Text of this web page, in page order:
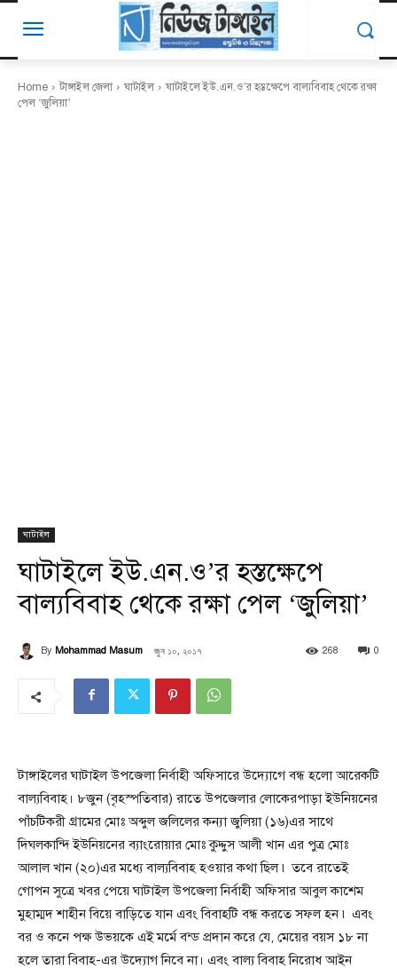
Home টাঙ্গাইল জেলা ঘাটাইল
ঘাটাইলে ইউ.এন.ও’র হস্তক্ষেপে বাল্যবিবাহ থেকে রক্ষা
পেল ‘জুলিয়া’
ঘাটাইল
ঘাটাইলে ইউ.এন.ও’র হস্তক্ষেপে
বাল্যবিবাহ থেকে রক্ষা পেল ‘জুলিয়া’
By Mohammad Masum জুন ১০, ২০১৭ 0
268
টাঙ্গাইলের ঘাটাইল উপজেলা নির্বাহী অফিসারে উদ্যোগে বন্ধ হলো আরেকটি
বাল্যবিবাহ। ৮জুন (বৃহস্পতিবার) রাতে উপজেলার লোকেরপাড়া ইউনিয়নের
পাঁচটিকরী গ্রামের মোঃ অব্দুল জলিলের কন্যা জুলিয়া (১৬)এর সাথে
দিঘলকান্দি ইউনিয়নের ব্যাংরোয়ার মোঃ কুদ্দুস আলী খান এর পুত্র মোঃ
আলাল খান (২০)এর মধ্যে বাল্যবিবাহ হওয়ার কথা ছিল ৷ তবে রাতেই
গোপন সুত্রে খবর পেয়ে ঘাটাইল উপজেলা নির্বাহী অফিসার আবুল কাশেম
মুহাম্মদ শাহীন বিয়ে বাড়িতে যান এবং বিবাহটি বন্ধ করতে সফল হন ৷ এবং
বর ও কনে পক্ষ উভয়কে এই মর্মে বন্ড প্রদান করে যে, মেয়ের বয়স ১৮ না
হলে তারা বিবাহ-এর উদ্যোগ নিবে না। এবং বাল্য বিবাহ নিরোধ আইন